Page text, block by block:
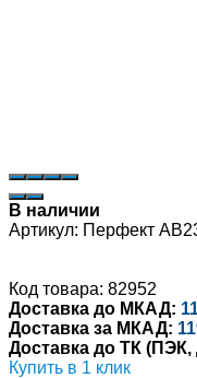
В наличии
Артикул: Перфект
Код товара: 82952
Доставка до МКАД:
Доставка за МКАД:
Доставка до ТК
Купить в 1 клик